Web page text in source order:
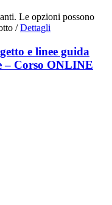
Le opzioni possono
/ Dettagli
e linee guida
– Corso ONLINE